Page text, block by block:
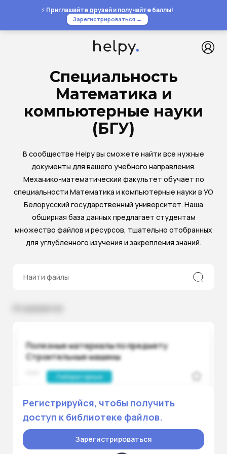
⚡ Приглашайте друзей и получайте баллы!
Зарегистрироваться →
Специальность
Математика и
компьютерные науки
(БГУ)
В сообществе Helpy вы сможете найти все нужные
документы для вашего учебного направления.
Механико-математический факультет обучает по
специальности Математика и компьютерные науки в УО
Белорусский государственный университет. Наша
обширная база данных предлагает студентам
множество файлов и ресурсов, тщательно отобранных
для углубленного изучения и закрепления знаний.
Регистрируйся, чтобы получить
доступ к библиотеке файлов.
Зарегистрироваться
Полезные материалы по предмету
Cтроительные машины
Лабораторные
Предмет:Маркетинг
Преподаватель:
Точко Анна Николаевна
Опубликовано: 0 0 секунд назад